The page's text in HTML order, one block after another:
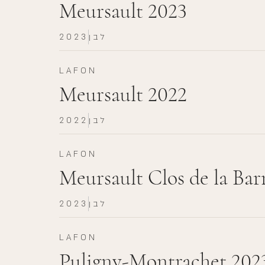
Meursault 2023
2023 לבן
LAFON
Meursault 2022
2022 לבן
LAFON
Meursault Clos de la
2023 לבן
LAFON